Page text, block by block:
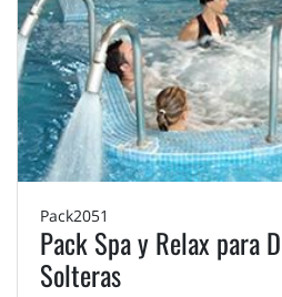
Pack2051
Pack Spa y Relax para
Solteras